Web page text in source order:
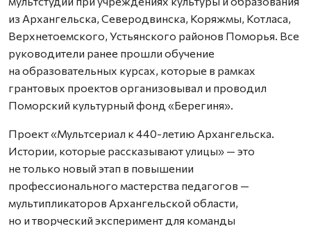
из Архангельска, Северодвинска, Коряжмы, Котласа,
Верхнетоемского, Устьянского районов Поморья. Все
руководители ранее прошли обучение
на образовательных курсах, которые в рамках
грантовых проектов организовывал и проводил
Поморский культурный фонд «Берегиня».
Проект «Мультсериал к 440-летию Архангельска.
Истории, которые рассказывают улицы» — это
не только новый этап в повышении
профессионального мастерства педагогов —
мультипликаторов Архангельской области,
но и творческий эксперимент для команды